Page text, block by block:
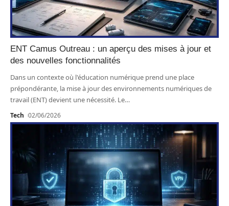
ENT Camus Outreau : un aperçu des mises à jour et
des nouvelles fonctionnalités
Dans un contexte où l'éducation numérique prend une place
prépondérante, la mise à jour des environnements numériques de
travail (ENT) devient une nécessité. Le…
Tech 02/06/2026